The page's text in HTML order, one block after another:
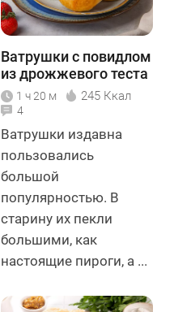
Ватрушки с повидлом
из дрожжевого теста
1 ч 20 м 245 Ккал
4
Ватрушки издавна
пользовались
большой
популярностью. В
старину их пекли
большими, как
настоящие пироги, а ...